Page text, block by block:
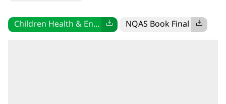
Children Health & En... NQAS Book Final